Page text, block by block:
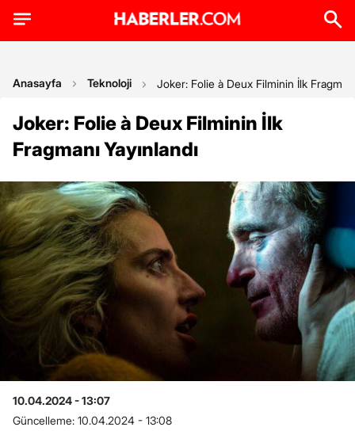
Anasayfa Teknoloji Joker: Folie à Deux Filminin İlk Fragmanı
Joker: Folie à Deux Filminin İlk
Fragmanı Yayınlandı
10.04.2024 - 13:07
Güncelleme: 10.04.2024 - 13:08